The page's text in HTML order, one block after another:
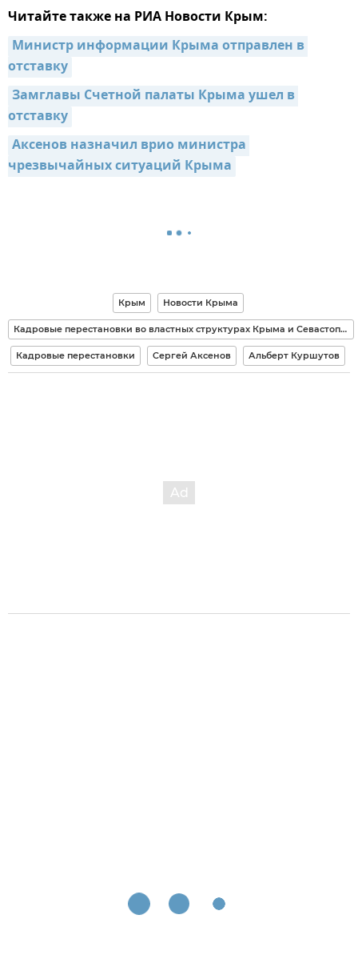
Читайте также на РИА Новости Крым:
Министр информации Крыма отправлен в
отставку
Замглавы Счетной палаты Крыма ушел в
отставку
Аксенов назначил врио министра
чрезвычайных ситуаций Крыма
Крым Новости Крыма
Кадровые перестановки во властных структурах Крыма и Севастополя
Кадровые перестановки Сергей Аксенов Альберт Куршутов